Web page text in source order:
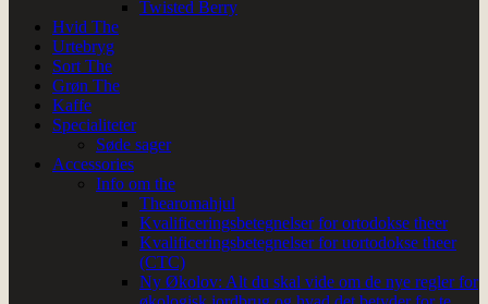
Twisted Berry
Hvid The
Urtebryg
Sort The
Grøn The
Kaffe
Specialiteter
Søde sager
Accessories
Info om the
Thearomahjul
Kvalificeringsbetegnelser for ortodokse theer
Kvalificeringsbetegnelser for uortodokse theer
(CTC)
Ny Økolov: Alt du skal vide om de nye regler for